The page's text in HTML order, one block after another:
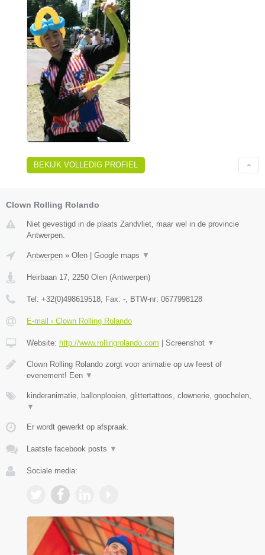
BEKIJK VOLLEDIG PROFIEL
Clown Rolling Rolando
Niet gevestigd in de plaats Zandvliet, maar wel in de provincie
Antwerpen.
Antwerpen » Olen Google maps ▼
Heirbaan 17, 2250 Olen (Antwerpen)
Tel: +32(0)498619518, Fax: -, BTW-nr: 0677998128
E-mail › Clown Rolling Rolando
Website: http://www.rollingrolando.com Screenshot ▼
Clown Rolling Rolando zorgt voor animatie op uw feest of
evenement! Een ▼
kinderanimatie, ballonplooien, glittertattoos, clownerie, goochelen,
▼
Er wordt gewerkt op afspraak.
Laatste facebook posts ▼
Sociale media: